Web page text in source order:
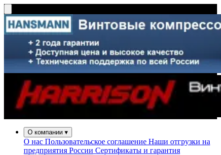
О компании ▾
О нас Пользовательское соглашение Наши отгрузки на
предприятия России Сертификаты и гарантия